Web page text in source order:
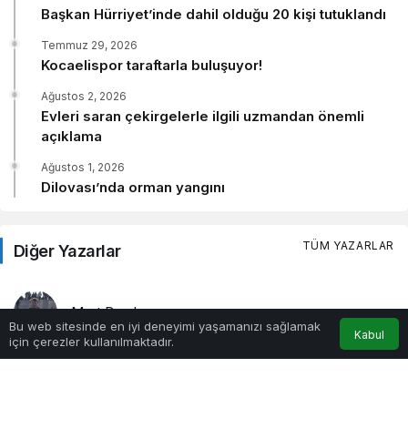
Kaldırıma çıkan otomobil yayalara çarptı: 2 yaralı
Akış
Bu web sitesinde en iyi deneyimi yaşamanızı sağlamak
için çerezler kullanılmaktadır.
Kabul